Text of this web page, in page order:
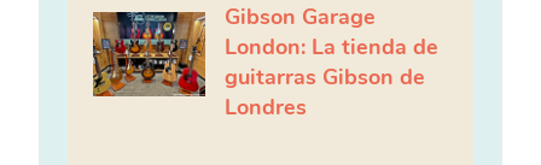
Gibson Garage
London: La tienda de
guitarras Gibson de
Londres